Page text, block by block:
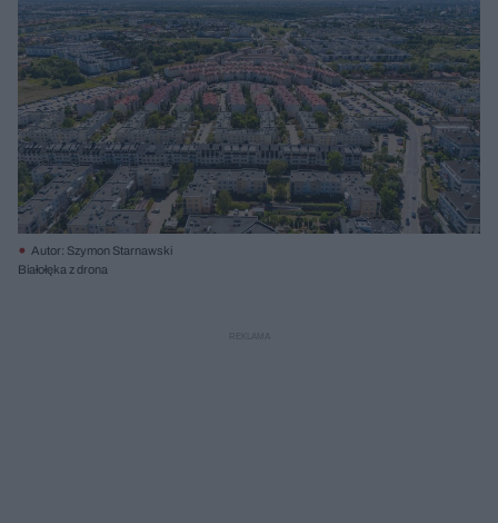
Autor: Szymon Starnawski
Białołęka z drona